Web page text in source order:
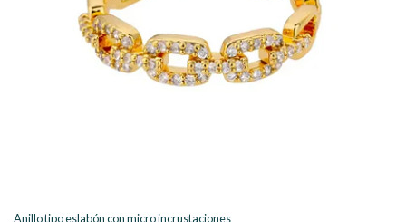
Anillo tipo eslabón con micro incrustaciones